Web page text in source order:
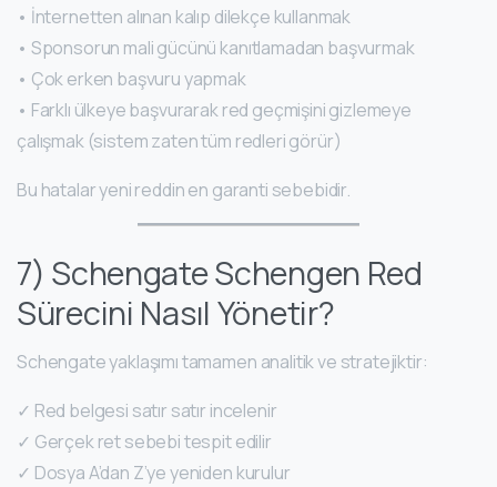
• İnternetten alınan kalıp dilekçe kullanmak
• Sponsorun mali gücünü kanıtlamadan başvurmak
• Çok erken başvuru yapmak
• Farklı ülkeye başvurarak red geçmişini gizlemeye
çalışmak (sistem zaten tüm redleri görür)
Bu hatalar yeni reddin en garanti sebebidir.
7) Schengate Schengen Red
Sürecini Nasıl Yönetir?
Schengate yaklaşımı tamamen analitik ve stratejiktir:
✓ Red belgesi satır satır incelenir
✓ Gerçek ret sebebi tespit edilir
✓ Dosya A’dan Z’ye yeniden kurulur